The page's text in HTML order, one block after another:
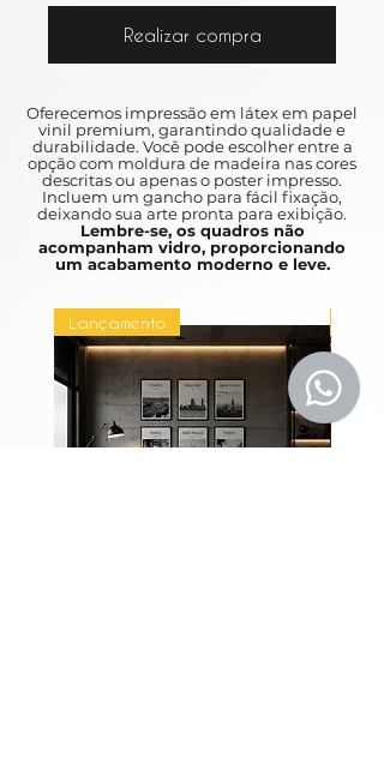
Realizar compra
Oferecemos impressão em látex em papel
vinil premium, garantindo qualidade e
durabilidade. Você pode escolher entre a
opção com moldura de madeira nas cores
descritas ou apenas o poster impresso.
Incluem um gancho para fácil fixação,
deixando sua arte pronta para exibição.
Lembre-se, os quadros não
acompanham vidro, proporcionando
um acabamento moderno e leve.
Lançamento